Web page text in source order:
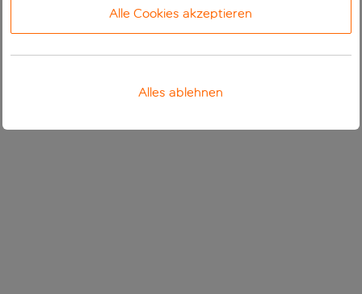
Alle Cookies akzeptieren
Alles ablehnen